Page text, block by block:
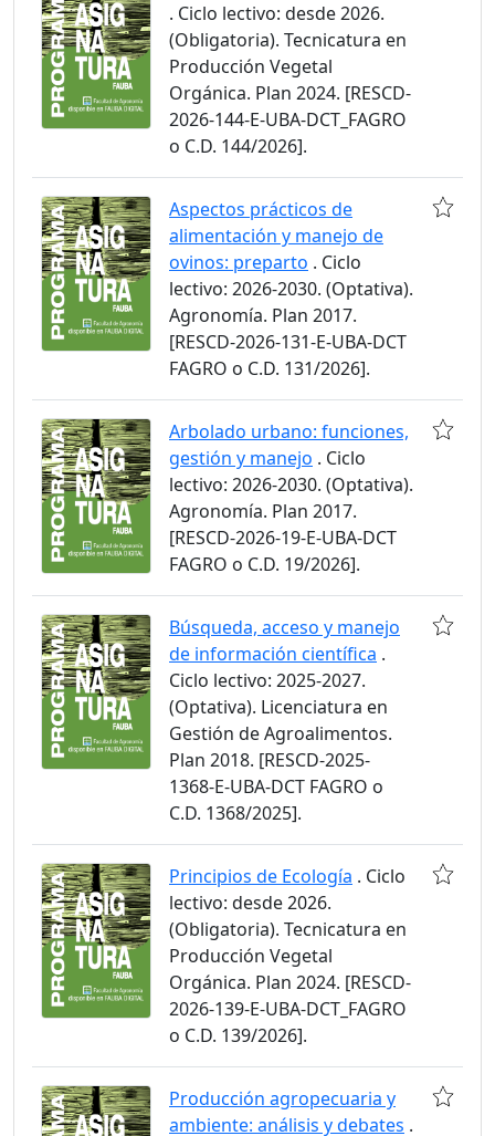
. Ciclo lectivo: desde 2026.
(Obligatoria). Tecnicatura en
Producción Vegetal
Orgánica. Plan 2024. [RESCD-
2026-144-E-UBA-DCT_FAGRO
o C.D. 144/2026].
Aspectos prácticos de
alimentación y manejo de
ovinos: preparto . Ciclo
lectivo: 2026-2030. (Optativa).
Agronomía. Plan 2017.
[RESCD-2026-131-E-UBA-DCT
FAGRO o C.D. 131/2026].
Arbolado urbano: funciones,
gestión y manejo . Ciclo
lectivo: 2026-2030. (Optativa).
Agronomía. Plan 2017.
[RESCD-2026-19-E-UBA-DCT
FAGRO o C.D. 19/2026].
Búsqueda, acceso y manejo
de información científica .
Ciclo lectivo: 2025-2027.
(Optativa). Licenciatura en
Gestión de Agroalimentos.
Plan 2018. [RESCD-2025-
1368-E-UBA-DCT FAGRO o
C.D. 1368/2025].
Principios de Ecología . Ciclo
lectivo: desde 2026.
(Obligatoria). Tecnicatura en
Producción Vegetal
Orgánica. Plan 2024. [RESCD-
2026-139-E-UBA-DCT_FAGRO
o C.D. 139/2026].
Producción agropecuaria y
ambiente: análisis y debates .